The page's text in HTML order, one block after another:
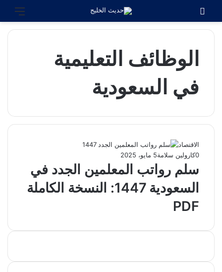
الوظائف التعليمية
في السعودية
الاقتصاد
كارولين سلامة5 مايو، 2025 0
سلم رواتب المعلمين الجدد في
السعودية 1447: النسخة الكاملة
PDF